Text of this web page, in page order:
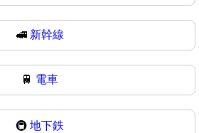
🚅 新幹線
🚆 電車
🚇 地下鉄